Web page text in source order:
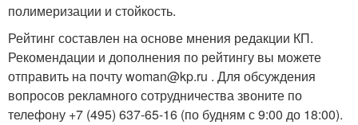
полимеризации и стойкость.
Рейтинг составлен на основе мнения редакции КП.
Рекомендации и дополнения по рейтингу вы можете
отправить на почту woman@kp.ru . Для обсуждения
вопросов рекламного сотрудничества звоните по
телефону +7 (495) 637-65-16 (по будням с 9:00 до 18:00).